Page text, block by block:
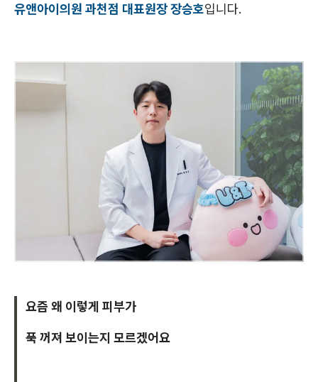
유앤아이의원 과천점 대표원장 장승호입니다.
요즘 왜 이렇게 피부가
푹 꺼져 보이는지 모르겠어요